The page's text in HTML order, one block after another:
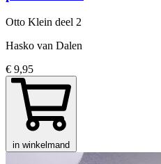
Otto Klein deel 2
Hasko van Dalen
€ 9,95
in winkelmand